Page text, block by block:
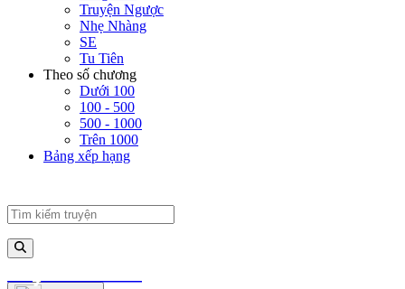
Truyện Ngược
Nhẹ Nhàng
SE
Tu Tiên
Theo số chương
Dưới 100
100 - 500
500 - 1000
Trên 1000
Bảng xếp hạng
truyenfullz.com